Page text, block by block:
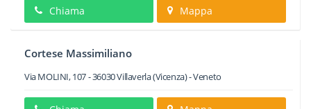
Chiama Mappa
Cortese Massimiliano
Via MOLINI, 107-36030Villaverla(Vicenza) -Veneto